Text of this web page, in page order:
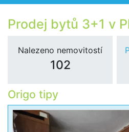
Prodej bytů 3+1 v
Nalezeno nemovitostí
102
Origo tipy